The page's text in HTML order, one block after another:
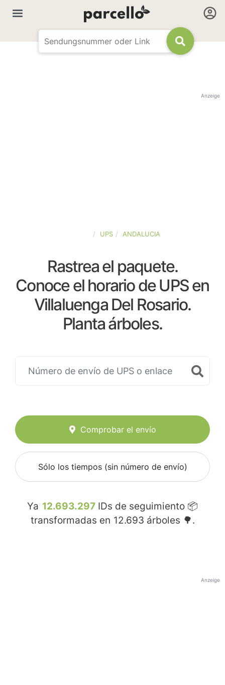
Anzeige
UPS ANDALUCIA
Rastrea el paquete.
Conoce el horario de UPS en
Villaluenga Del Rosario.
Planta árboles.
Comprobar el envío
Sólo los tiempos (sin número de envío)
Ya 12.693.297 IDs de seguimiento 📦
transformadas en 12.693 árboles 🌳.
Anzeige